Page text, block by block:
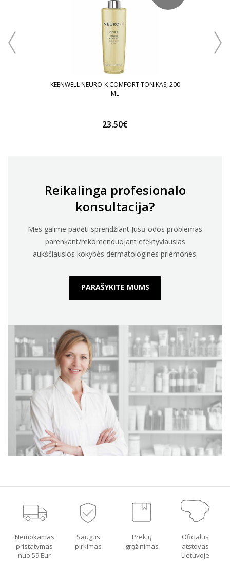
KEENWELL NEURO-K COMFORT TONIKAS, 200
ML
23.50€
Reikalinga profesionalo
konsultacija?
Mes galime padėti sprendžiant Jūsų odos problemas
parenkant/rekomenduojant efektyviausias
aukščiausios kokybės dermatologines priemones.
PARAŠYKITE MUMS
Nemokamas
pristatymas
nuo 59 Eur
Saugus
pirkimas
Prekių
grąžinimas
Oficialus
atstovas
Lietuvoje